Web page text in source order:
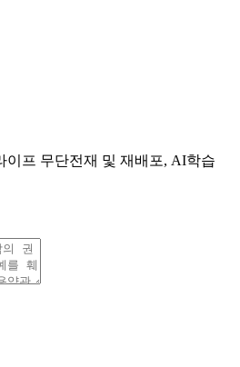
프 무단전재 및 재배포, AI학습